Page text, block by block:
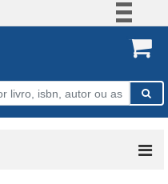
Participe